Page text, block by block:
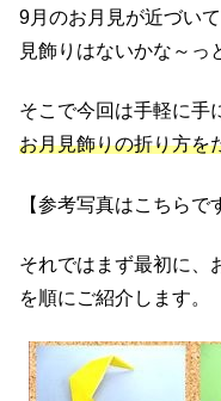
9月のお月見が近づい
見飾りはないかな～っ
そこで今回は手軽に手
お月見飾りの折り方を
【参考写真はこちらで
それではまず最初に、
を順にご紹介します。